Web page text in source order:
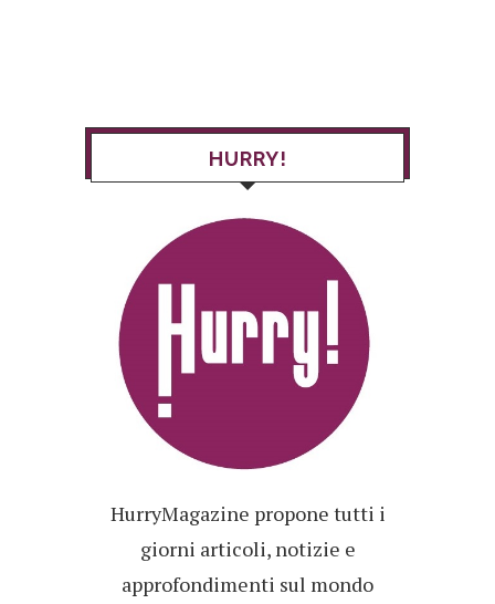
HURRY!
HurryMagazine propone tutti i
giorni articoli, notizie e
approfondimenti sul mondo